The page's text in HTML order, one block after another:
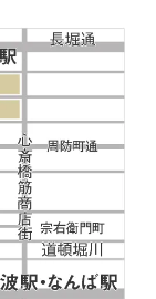
中！
紹介